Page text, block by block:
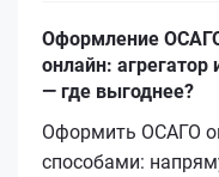
Оформление
онлайн: агрегатор
— где выгоднее?
Оформить ОСАГО
способами: